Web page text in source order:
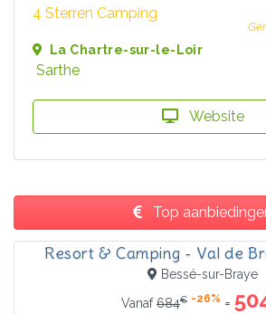
4 Sterren Camping
La Chartre-sur-le-Loir
Sarthe
Website
Top
Resort & Camping - Val de
Bessé-sur-Braye
Vanaf684€ -26% =